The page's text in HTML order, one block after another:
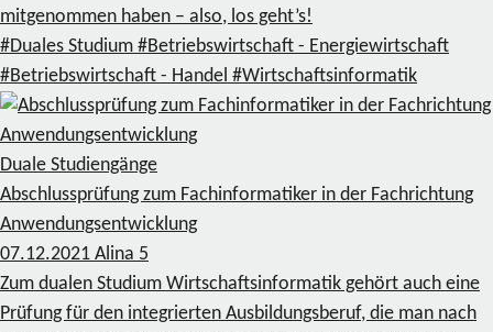
mitgenommen haben – also, los geht’s!
#Duales Studium #Betriebswirtschaft - Energiewirtschaft
#Betriebswirtschaft - Handel #Wirtschaftsinformatik
Duale Studiengänge
Abschlussprüfung zum Fachinformatiker in der Fachrichtung
Anwendungsentwicklung
07.12.2021 Alina 5
Zum dualen Studium Wirtschaftsinformatik gehört auch eine
Prüfung für den integrierten Ausbildungsberuf, die man nach